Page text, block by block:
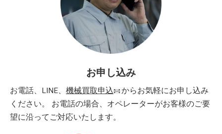
お申し込み
お電話、LINE、 機械買取申込
からお気軽にお申し込み
ください。 お電話の場合、オペレーターがお客様のご要
望に沿ってご対応いたします。